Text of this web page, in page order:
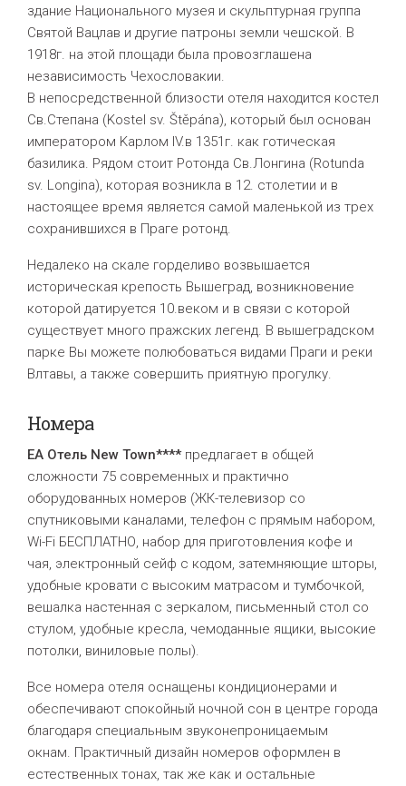
здание Национального музея и скульптурная группа
Святой Вацлав и другие патроны земли чешской. В
1918г. на этой площади была провозглашена
независимость Чехословакии.
В непосредственной близости отеля находится костел
Св.Степана (Kostel sv. Štěpána), который был основан
императором Kaрлом IV.в 1351г. как готическая
базилика. Рядом стоит Ротонда Св.Лонгина (Rotunda
sv. Longina), которая возникла в 12. столетии и в
настоящее время является самой маленькой из трех
сохранившихся в Праге ротонд.
Недалеко на скале горделиво возвышается
историческая крепость Вышеград, возникновение
которой датируется 10.веком и в связи с которой
существует много пражских легенд. В вышеградском
парке Вы можете полюбоваться видами Праги и реки
Влтавы, а также совершить приятную прогулку.
Номера
EA Отель New Town****предлагает в общей
сложности 75 современных и практично
оборудованных номеров (ЖК-телевизор со
спутниковыми каналами, телефон с прямым набором,
Wi-Fi БЕСПЛАТНО, набор для приготовления кофе и
чая, электронный сейф с кодом, затемняющие шторы,
удобные кровати с высоким матрасом и тумбочкой,
вешалка настенная с зеркалом, письменный стол со
стулом, удобные кресла, чемоданные ящики, высокие
потолки, виниловые полы).
Все номера отеля оснащены кондиционерами и
обеспечивают спокойный ночной сон в центре города
благодаря специальным звуконепроницаемым
окнам. Практичный дизайн номеров оформлен в
естественных тонах, так же как и остальные